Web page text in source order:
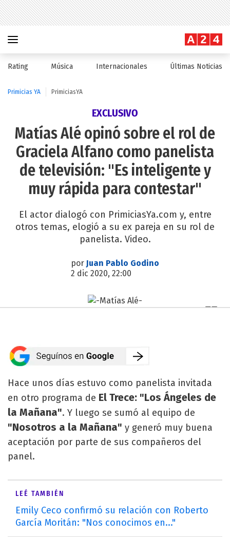
Rating Música Internacionales Últimas Noticias
Primicias YA PrimiciasYA
EXCLUSIVO
Matías Alé opinó sobre el rol de
Graciela Alfano como panelista
de televisión: "Es inteligente y
muy rápida para contestar"
El actor dialogó con PrimiciasYa.com y, entre
otros temas, elogió a su ex pareja en su rol de
panelista. Video.
por Juan Pablo Godino
2 dic 2020, 22:00
Hace unos días estuvo como panelista invitada
en otro programa de El Trece: "Los Ángeles de
la Mañana". Y luego se sumó al equipo de
"Nosotros a la Mañana" y generó muy buena
aceptación por parte de sus compañeros del
panel.
LEÉ TAMBIÉN
Emily Ceco confirmó su relación con Roberto
García Moritán: "Nos conocimos en..."